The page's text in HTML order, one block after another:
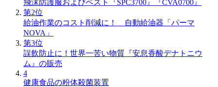
飛沫防護服およびベスト『SPC3700』『CVA0700』
第2位
給油作業のコスト削減に！ 自動給油器「パーマ
NOVA」
第3位
誤飲防止に！世界一苦い物質『安息香酸デナトニウ
ム』の販売
4
健康食品の粉体殺菌装置